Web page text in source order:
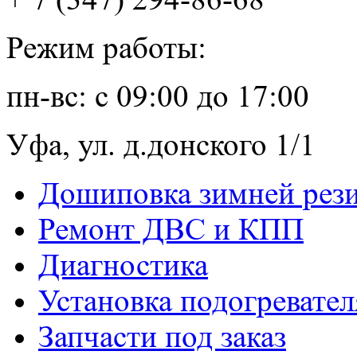
Режим работы:
пн-вс: с 09:00 до 17:00
Уфа, ул. д.донского 1/1
Дошиповка зимней
Ремонт ДВС и КПП
Диагностика
Установка
Запчасти под заказ